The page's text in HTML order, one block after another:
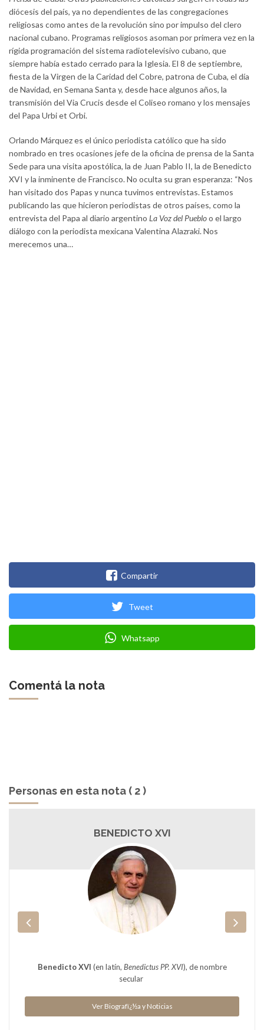
diócesis del país, ya no dependientes de las congregaciones
religiosas como antes de la revolución sino por impulso del clero
nacional cubano. Programas religiosos asoman por primera vez en la
rígida programación del sistema radiotelevisivo cubano, que
siempre había estado cerrado para la Iglesia. El 8 de septiembre,
fiesta de la Virgen de la Caridad del Cobre, patrona de Cuba, el día
de Navidad, en Semana Santa y, desde hace algunos años, la
transmisión del Via Crucis desde el Coliseo romano y los mensajes
del Papa Urbi et Orbi.
Orlando Márquez es el único periodista católico que ha sido
nombrado en tres ocasiones jefe de la oficina de prensa de la Santa
Sede para una visita apostólica, la de Juan Pablo II, la de Benedicto
XVI y la inminente de Francisco. No oculta su gran esperanza: “Nos
han visitado dos Papas y nunca tuvimos entrevistas. Estamos
publicando las que hicieron periodistas de otros países, como la
entrevista del Papa al diario argentino La Voz del Puebloo el largo
diálogo con la periodista mexicana Valentina Alazraki. Nos
merecemos una…
Compartir
Tweet
Whatsapp
Comentá la nota
Personas en esta nota ( 2 )
BENEDICTO XVI
Benedicto XVI (en latín, Benedictus PP. XVI), de nombre
secular
Ver Biografï¿½a y Noticias